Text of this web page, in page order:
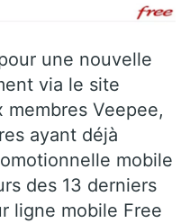
une nouvelle
via le site
Veepee,
ayant déjà
mobile
des 13 derniers
ligne mobile Free